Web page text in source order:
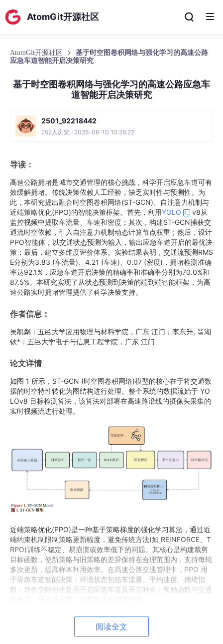
AtomGit开源社区
AtomGit开源社区
基于时空图卷积网络与强化学习的高速公路
应急车道智能开启决策研究
基于时空图卷积网络与强化学习的高速公路应急车
道智能开启决策研究
2501_92218442
252人浏览 · 2026-06-10 10:26:22
导读：
高速公路拥堵是城市交通管理的核心挑战，科学开启应急车道可有
效缓解拥堵。传统决策依赖人工经验，缺乏实时性与预测性。为
此，本研究提出融合时空图卷积网络(ST-GCN)、自注意力机制与
近端策略优化(PPO)的智能决策框架。首先，利用YOLO
v8从
监控视频中提取车流量、车速和密度；其次，构建ST-GCN捕获交
通流时空依赖，引入自注意力机制动态计算节点权重；然后，设计
PPO智能体，以交通状态预测为输入，输出应急车道开启的最优决
策；最后，建立多维度评价体系。实验结果表明，交通流预测RMS
E分别为3.83 (车流量)、4.21 (车速)、0.07 (密度)，拥堵检测准确
率达92.1%，应急车道开启决策的精确率和准确率分别为70.0%和
87.5%。本研究实现了从状态预测到决策的端到端智能框架，为高
速公路实时拥堵管理提供了科学决策支持。
作者信息：
吴凯粼：五邑大学应用物理与材料学院，广东 江门；李东升, 翁湖
钦*：五邑大学电子与信息工程学院，广东 江门
论文详情
如图 1 所示，ST-GCN (时空图卷积网络)模型的核心在于将交通数
据的时空特性转化为图结构进行处理。整个系统的数据流始于 YO
LOv8 目标检测算法，该算法对部署在高速路沿线的摄像头采集的
实时视频流进行处理。
近端策略优化(PPO)是一种基于策略梯度的强化学习算法，通过近
端约束机制限制策略更新幅度，避免传统方法(如 REINFORCE、T
RPO)训练不稳定、易崩溃或效率低下的问题。其核心是构建裁剪
目标函数，使新策略与旧策略的差异保持在合理范围内，支持每轮
多次更新，提高样本利用效率。在高速公路交通管理中，PPO 用
于应急车道智能决策：环境状态包括车流量、平均速度、拥堵指
数；动作空间包含是否开启应急车道及开启时长；奖励函数与交通
如图 2 所示，PPO 智能体训练流程分为四个核心阶段。
阅读全文